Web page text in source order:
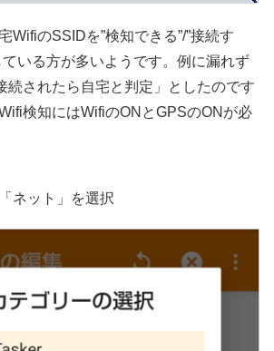
WifiのSSIDを”検知できる”/”接続す
ている方が多いようです。例に漏れず
続されたら自宅と判定」としたのです
検知にはWifiのONとGPSのONが必
ネット」を選択